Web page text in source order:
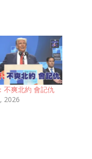
不爽北約 會記仇
2026